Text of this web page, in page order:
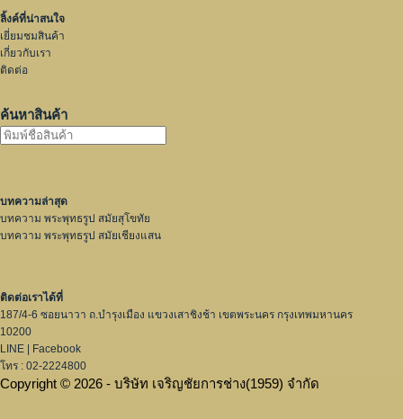
ลิ้งค์ที่น่าสนใจ
เยี่ยมชมสินค้า
เกี่ยวกับเรา
ติดต่อ
ค้นหาสินค้า
บทความล่าสุด
บทความ พระพุทธรูป สมัยสุโขทัย
บทความ พระพุทธรูป สมัยเชียงแสน
ติดต่อเราได้ที่
187/4-6 ซอยนาวา ถ.บำรุงเมือง แขวงเสาชิงช้า เขตพระนคร กรุงเทพมหานคร
10200
LINE | Facebook
โทร : 02-2224800
Copyright © 2026 - บริษัท เจริญชัยการช่าง(1959) จำกัด